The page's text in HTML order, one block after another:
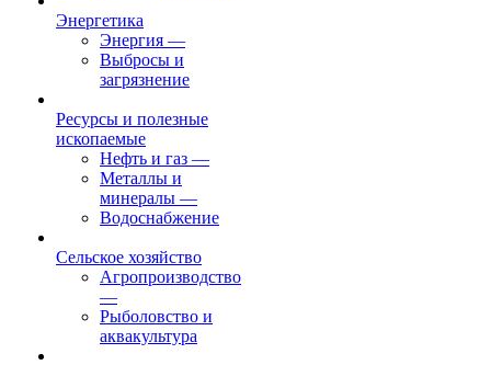
Энергетика
Энергия —
Выбросы и
загрязнение
Ресурсы и полезные
ископаемые
Нефть и газ —
Металлы и
минералы —
Водоснабжение
Сельское хозяйство
Агропроизводство
—
Рыболовство и
аквакультура